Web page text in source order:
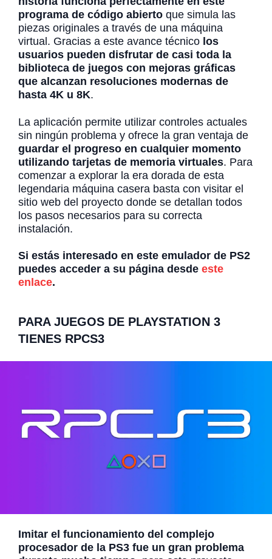
programa de código abierto que simula las
piezas originales a través de una máquina
virtual. Gracias a este avance técnico los
usuarios pueden disfrutar de casi toda la
biblioteca de juegos con mejoras gráficas
que alcanzan resoluciones modernas de
hasta 4K u 8K.
La aplicación permite utilizar controles actuales
sin ningún problema y ofrece la gran ventaja de
guardar el progreso en cualquier momento
utilizando tarjetas de memoria virtuales. Para
comenzar a explorar la era dorada de esta
legendaria máquina casera basta con visitar el
sitio web del proyecto donde se detallan todos
los pasos necesarios para su correcta
instalación.
Si estás interesado en este emulador de PS2
puedes acceder a su página desde este
enlace.
PARA JUEGOS DE PLAYSTATION 3
TIENES RPCS3
Imitar el funcionamiento del complejo
procesador de la PS3 fue un gran problema